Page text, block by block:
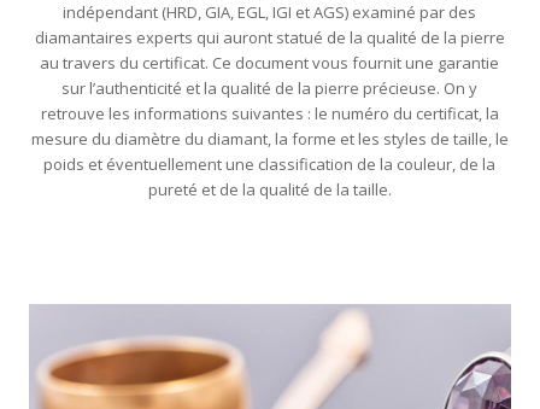
indépendant (HRD, GIA, EGL, IGI et AGS) examiné par des
diamantaires experts qui auront statué de la qualité de la pierre
au travers du certificat. Ce document vous fournit une garantie
sur l’authenticité et la qualité de la pierre précieuse. On y
retrouve les informations suivantes : le numéro du certificat, la
mesure du diamètre du diamant, la forme et les styles de taille, le
poids et éventuellement une classification de la couleur, de la
pureté et de la qualité de la taille.